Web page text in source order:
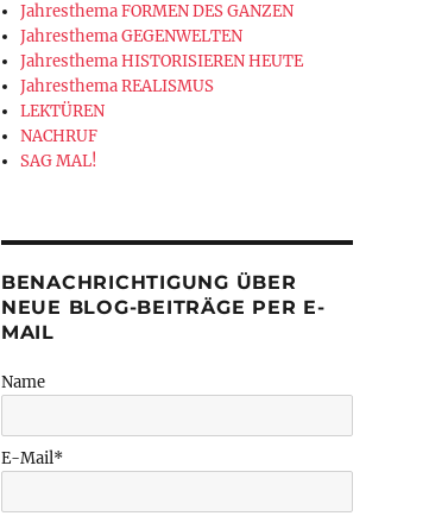
Jahresthema FORMEN DES GANZEN
Jahresthema GEGENWELTEN
Jahresthema HISTORISIEREN HEUTE
Jahresthema REALISMUS
LEKTÜREN
NACHRUF
SAG MAL!
BENACHRICHTIGUNG ÜBER
NEUE BLOG-BEITRÄGE PER E-
MAIL
Name
E-Mail*